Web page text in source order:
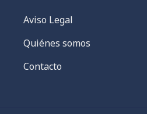
Aviso Legal
Quiénes somos
Contacto